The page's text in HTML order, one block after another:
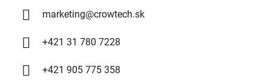
marketing@crowtech.sk
+421 31 780 7228
+421 905 775 358